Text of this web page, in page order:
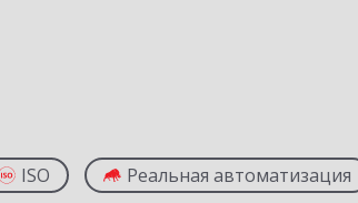
ISO Реальная автоматизация